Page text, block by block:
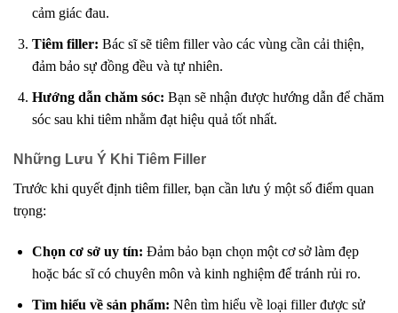
cảm giác đau.
Tiêm filler: Bác sĩ sẽ tiêm filler vào các vùng cần cải thiện,
đảm bảo sự đồng đều và tự nhiên.
Hướng dẫn chăm sóc: Bạn sẽ nhận được hướng dẫn để chăm
sóc sau khi tiêm nhằm đạt hiệu quả tốt nhất.
Những Lưu Ý Khi Tiêm Filler
Trước khi quyết định tiêm filler, bạn cần lưu ý một số điểm quan
trọng:
Chọn cơ sở uy tín: Đảm bảo bạn chọn một cơ sở làm đẹp
hoặc bác sĩ có chuyên môn và kinh nghiệm để tránh rủi ro.
Tìm hiểu về sản phẩm: Nên tìm hiểu về loại filler được sử